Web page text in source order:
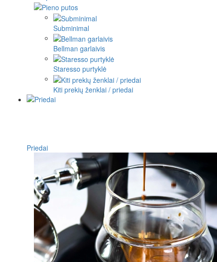
Subminimal
Bellman garlaivis
Staresso purtyklė
Kiti prekių ženklai / priedai
Priedai